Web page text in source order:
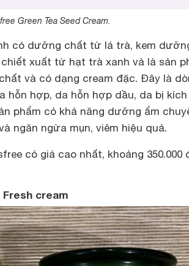
Green Tea Seed Cream.
có dưỡng chất từ lá trà, kem
chiết xuất từ hạt trà xanh và là sản
và có dạng cream đặc. Đây là
hỗn hợp, da hỗn hợp dầu, da bị
phẩm có khả năng dưỡng ẩm
ngăn ngừa mụn, viêm hiệu quả.
có giá cao nhất, khoảng 350.000
cream